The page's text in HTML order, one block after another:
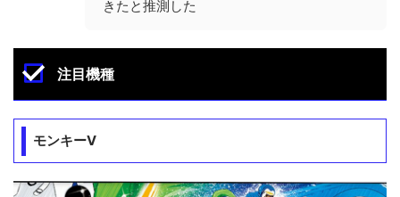
きたと推測した
注目機種
モンキーV